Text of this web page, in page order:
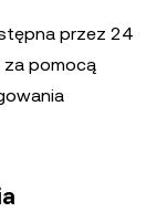
przez 24
pomocą